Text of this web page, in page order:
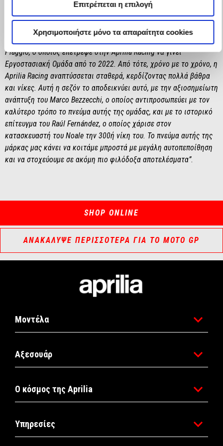
Επιτρέπεται η επιλογή
Χρησιμοποιήστε μόνο τα απαραίτητα cookies
αποτελούν αναγνώριση μιας μοναδικής μάρκας και όλων των
ανθρώπων στο Noale που έχουν χτίσει την ιστορία και το παρόν
μας, ακόμη και στην πιο απαιτητική κατηγορία, το MotoGP.
Piaggio, ο οποίος επέτρεψε στην Aprilia Racing να γίνει
Εργοστασιακή Ομάδα από το 2022. Από τότε, χρόνο με το χρόνο, η
Aprilia Racing αναπτύσσεται σταθερά, κερδίζοντας πολλά βάθρα
και νίκες. Αυτή η σεζόν το αποδεικνύει αυτό, με την αξιοσημείωτη
ανάπτυξη του Marco Bezzecchi, ο οποίος αντιπροσωπεύει με τον
καλύτερο τρόπο το πνεύμα αυτής της ομάδας, και με το ιστορικό
επίτευγμα του Raúl Fernández, ο οποίος χάρισε στον
κατασκευαστή του Noale την 300ή νίκη του. Το πνεύμα αυτής της
μάρκας μας κάνει να κοιτάμε μπροστά με μεγάλη αυτοπεποίθηση
και να στοχεύουμε σε ακόμη πιο φιλόδοξα αποτελέσματα”.
SHOP ONLINE
ΑΝΑΚΆΛΥΨΕ ΠΕΡΙΣΣΌΤΕΡΑ ΓΙΑ ΤΟ MOTO GP
Μοντέλα
Αξεσουάρ
Ο κόσμος της Aprilia
Υπηρεσίες